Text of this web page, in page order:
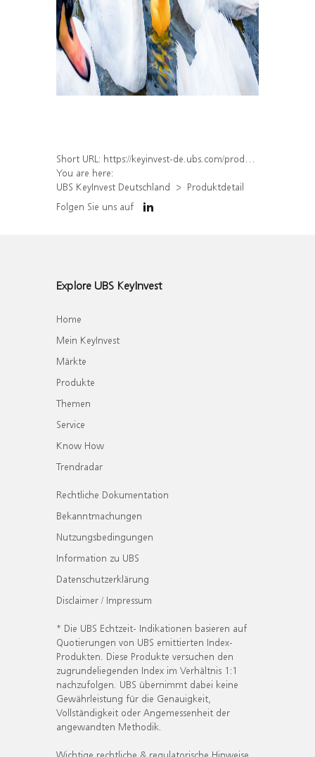
Short URL: https://keyinvest-de.ubs.com/produkt/detail/index/isin/DE000WA5KKQ4
You are here:
UBS KeyInvest Deutschland
Produktdetail
Folgen Sie uns auf
Explore UBS KeyInvest
Home
Mein KeyInvest
Märkte
Produkte
Themen
Service
Know How
Trendradar
Rechtliche Dokumentation
Bekanntmachungen
Nutzungsbedingungen
Information zu UBS
Datenschutzerklärung
Disclaimer / Impressum
* Die UBS Echtzeit- Indikationen basieren auf
Quotierungen von UBS emittierten Index-
Produkten. Diese Produkte versuchen den
zugrundeliegenden Index im Verhältnis 1:1
nachzufolgen. UBS übernimmt dabei keine
Gewährleistung für die Genauigkeit,
Vollständigkeit oder Angemessenheit der
angewandten Methodik.